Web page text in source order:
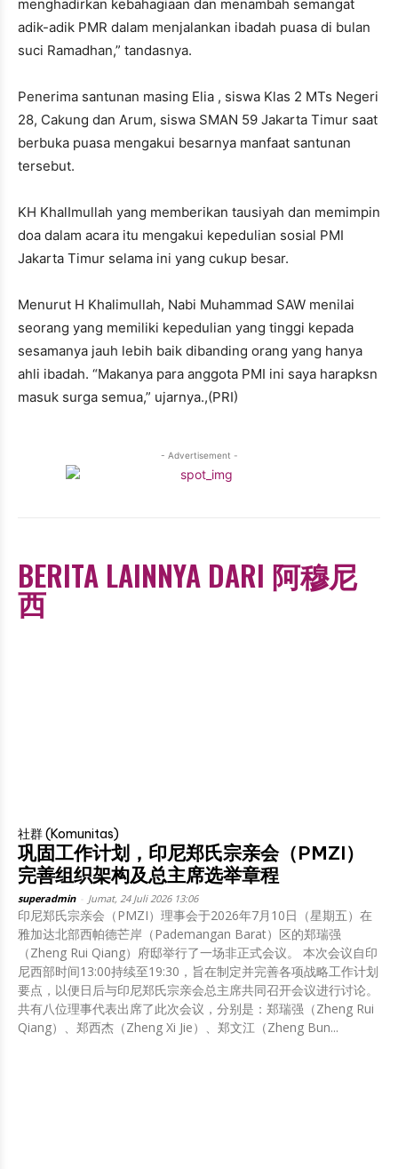
menghadirkan kebahagiaan dan menambah semangat
adik-adik PMR dalam menjalankan ibadah puasa di bulan
suci Ramadhan,” tandasnya.
Penerima santunan masing Elia , siswa Klas 2 MTs Negeri
28, Cakung dan Arum, siswa SMAN 59 Jakarta Timur saat
berbuka puasa mengakui besarnya manfaat santunan
tersebut.
KH KhalImullah yang memberikan tausiyah dan memimpin
doa dalam acara itu mengakui kepedulian sosial PMI
Jakarta Timur selama ini yang cukup besar.
Menurut H Khalimullah, Nabi Muhammad SAW menilai
seorang yang memiliki kepedulian yang tinggi kepada
sesamanya jauh lebih baik dibanding orang yang hanya
ahli ibadah. “Makanya para anggota PMI ini saya harapksn
masuk surga semua,” ujarnya.,(PRI)
- Advertisement -
BERITA LAINNYA DARI 阿穆尼
西
社群 (Komunitas)
巩固工作计划，印尼郑氏宗亲会（PMZI）
完善组织架构及总主席选举章程
superadmin Jumat, 24 Juli 2026 13:06
印尼郑氏宗亲会（PMZI）理事会于2026年7月10日（星期五）在
雅加达北部西帕德芒岸（Pademangan Barat）区的郑瑞强
（Zheng Rui Qiang）府邸举行了一场非正式会议。 本次会议自印
尼西部时间13:00持续至19:30，旨在制定并完善各项战略工作计划
要点，以便日后与印尼郑氏宗亲会总主席共同召开会议进行讨论。
共有八位理事代表出席了此次会议，分别是：郑瑞强（Zheng Rui
Qiang）、郑西杰（Zheng Xi Jie）、郑文江（Zheng Bun...